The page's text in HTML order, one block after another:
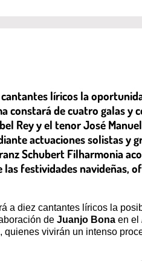
líricos la
constará de cuatro galas y
Rey y el tenor José
actuaciones solistas y
Schubert Filharmonia
festividades navideñas,
a diez cantantes líricos la
de Juanjo Bona en el
vivirán un intenso